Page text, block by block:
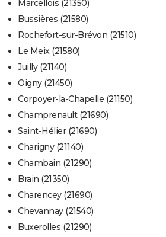
Marcellois (21350)
Bussières (21580)
Rochefort-sur-Brévon (21510)
Le Meix (21580)
Juilly (21140)
Oigny (21450)
Corpoyer-la-Chapelle (21150)
Champrenault (21690)
Saint-Hélier (21690)
Charigny (21140)
Chambain (21290)
Brain (21350)
Charencey (21690)
Chevannay (21540)
Buxerolles (21290)